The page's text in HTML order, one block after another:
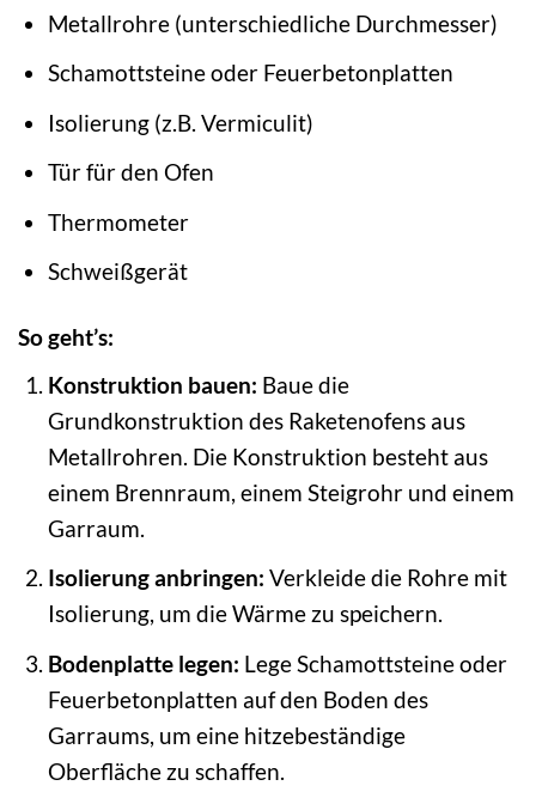
Metallrohre (unterschiedliche Durchmesser)
Schamottsteine oder Feuerbetonplatten
Isolierung (z.B. Vermiculit)
Tür für den Ofen
Thermometer
Schweißgerät
So geht’s:
Konstruktion bauen: Baue die
Grundkonstruktion des Raketenofens aus
Metallrohren. Die Konstruktion besteht aus
einem Brennraum, einem Steigrohr und einem
Garraum.
Isolierung anbringen: Verkleide die Rohre mit
Isolierung, um die Wärme zu speichern.
Bodenplatte legen: Lege Schamottsteine oder
Feuerbetonplatten auf den Boden des
Garraums, um eine hitzebeständige
Oberfläche zu schaffen.